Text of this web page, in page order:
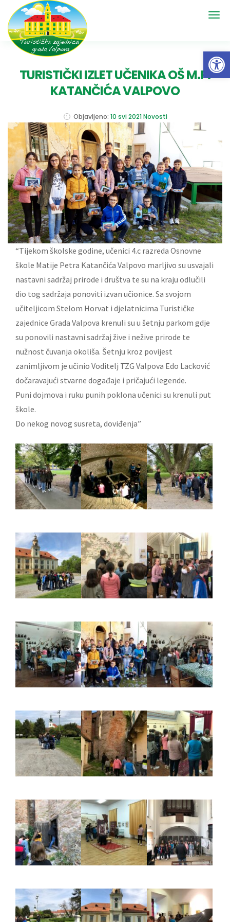
TURISTIČKI IZLET UČENIKA OŠ M.P.
KATANČIĆA VALPOVO
Objavljeno: 10 svi 2021 Novosti
“Tijekom školske godine, učenici 4.c razreda Osnovne
škole Matije Petra Katančića Valpovo marljivo su usvajali
nastavni sadržaj prirode i društva te su na kraju odlučili
dio tog sadržaja ponoviti izvan učionice. Sa svojom
učiteljicom Stelom Horvat i djelatnicima Turističke
zajednice Grada Valpova krenuli su u šetnju parkom gdje
su ponovili nastavni sadržaj žive i nežive prirode te
nužnost čuvanja okoliša. Šetnju kroz povijest
zanimljivom je učinio Voditelj TZG Valpova Edo Lacković
dočaravajući stvarne događaje i pričajući legende.
Puni dojmova i ruku punih poklona učenici su krenuli put
škole.
Do nekog novog susreta, doviđenja”